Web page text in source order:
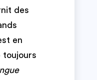
des
en
toujours